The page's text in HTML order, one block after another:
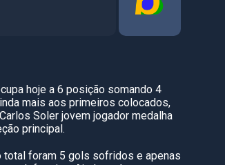
hoje a 6 posição somando 4
mais aos primeiros colocados,
Soler jovem jogador medalha
principal.
total foram 5 gols sofridos e apenas